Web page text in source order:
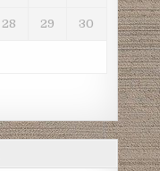
28 29 30